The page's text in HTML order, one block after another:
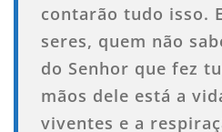
contarão tudo isso.
seres, quem não
do Senhor que fez
mãos dele está a
viventes e a